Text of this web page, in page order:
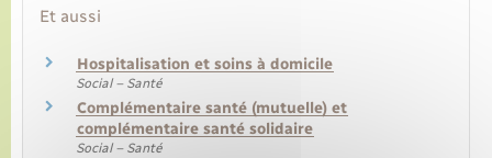
Et aussi
Hospitalisation et soins à domicile
Social – Santé
Complémentaire santé (mutuelle) et
complémentaire santé solidaire
Social – Santé